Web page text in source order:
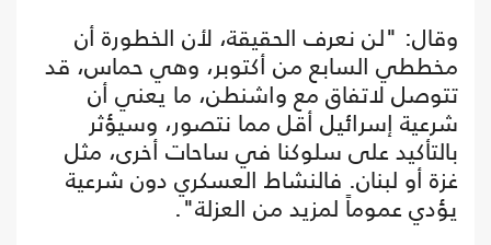
وقال: "لن نعرف الحقيقة، لأن الخطورة أن
مخططي السابع من أكتوبر، وهي حماس، قد
تتوصل لاتفاق مع واشنطن، ما يعني أن
شرعية إسرائيل أقل مما نتصور، وسيؤثر
بالتأكيد على سلوكنا في ساحات أخرى، مثل
غزة أو لبنان. فالنشاط العسكري دون شرعية
يؤدي عموماً لمزيد من العزلة".